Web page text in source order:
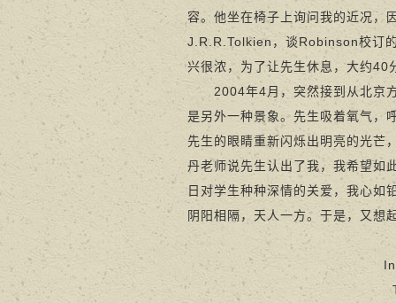
容。他坐在椅子上询问我的近况，
J.R.R.Tolkien，谈Robinson校订
兴很浓，为了让先生休息，大约40
2004年4月，突然接到从北京方
是另外一种景象。先生吸着氧气，
先生的眼睛重新闪烁出明亮的光芒
丹老师说先生认出了我，我希望如
日对学生种种深情的关爱，我心如
阴阳相隔，天人一方。于是，又想